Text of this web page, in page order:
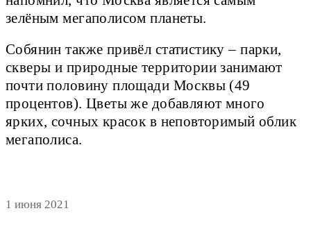
зелёным мегаполисом планеты.
Собянин также привёл статистику – парки,
скверы и природные территории занимают
почти половину площади Москвы (49
процентов). Цветы же добавляют много
ярких, сочных красок в неповторимый облик
мегаполиса.
1 июня 2021